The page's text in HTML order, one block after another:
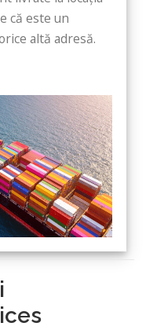
că este un
altă adresă.